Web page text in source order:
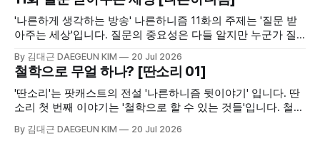
업]은 학생과 수험생들의 문해력 향상과 서술형 글쓰기 실전
연습을 돕기 위한 교육 활동으로 [비밀의 문]과 연계되어 제공
합니다.
'나른하게 생각하는 방송' 나른하니즘 11화의 주제는 '질문 받
아주는 세상'입니다. 질문의 중요성은 다들 알지만 누군가 질
게 질문하는 것이 어렵고 꺼려지는 세상이라면 그 어떤 누구가
질문을 던질 수 있을까요. 나른하니즘 11화에서는 여기에 대해
생각해 보는 시간을 가져보았습니다.
By 김대근 DAEGEUN KIM 20 Jul 2026
철학으로 무얼 하나? [딴소리 01]
'딴소리'는 팟캐스트의 전설 '나른하니즘 뒷이야기' 입니다. 딴
소리 첫 번째 이야기는 '철학으로 할 수 있는 것들'입니다. 철학
로 할 수 있는 것들, 그리고 저 자신이 할 수 있는 것들에 대해
By 김대근 DAEGEUN KIM 20 Jul 2026